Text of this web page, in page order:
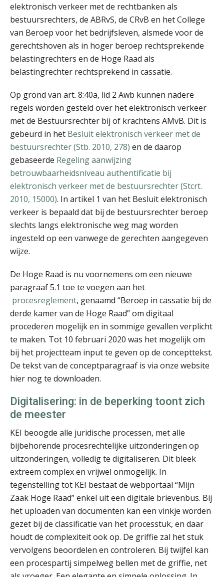
elektronisch verkeer met de rechtbanken als
bestuursrechters, de ABRvS, de CRvB en het College
van Beroep voor het bedrijfsleven, alsmede voor de
gerechtshoven als in hoger beroep rechtsprekende
belastingrechters en de Hoge Raad als
belastingrechter rechtsprekend in cassatie.
Op grond van art. 8:40a, lid 2 Awb kunnen nadere
regels worden gesteld over het elektronisch verkeer
met de Bestuursrechter bij of krachtens AMvB. Dit is
gebeurd in het Besluit elektronisch verkeer met de
bestuursrechter (Stb. 2010, 278) en de daarop
gebaseerde Regeling aanwijzing
betrouwbaarheidsniveau authentificatie bij
elektronisch verkeer met de bestuursrechter (Stcrt.
2010, 15000). In artikel 1 van het Besluit elektronisch
verkeer is bepaald dat bij de bestuursrechter beroep
slechts langs elektronische weg mag worden
ingesteld op een vanwege de gerechten aangegeven
wijze.
De Hoge Raad is nu voornemens om een nieuwe
paragraaf 5.1 toe te voegen aan het
procesreglement, genaamd “Beroep in cassatie bij de
derde kamer van de Hoge Raad” om digitaal
procederen mogelijk en in sommige gevallen verplicht
te maken. Tot 10 februari 2020 was het mogelijk om
bij het projectteam input te geven op de concepttekst.
De tekst van de conceptparagraaf is via onze website
hier nog te downloaden.
Digitalisering: in de beperking toont zich
de meester
KEI beoogde alle juridische processen, met alle
bijbehorende procesrechtelijke uitzonderingen op
uitzonderingen, volledig te digitaliseren. Dit bleek
extreem complex en vrijwel onmogelijk. In
tegenstelling tot KEI bestaat de webportaal “Mijn
Zaak Hoge Raad” enkel uit een digitale brievenbus. Bij
het uploaden van documenten kan een vinkje worden
gezet bij de classificatie van het processtuk, en daar
houdt de complexiteit ook op. De griffie zal het stuk
vervolgens beoordelen en controleren. Bij twijfel kan
een procespartij simpelweg bellen met de griffie, net
Daan Durlacher
drs. Volken Holtrop
drs. Pieter Visser RB
Erik Jansen
mr. Heleen Elbert
Jacques Raaijmakers
mr. Sjoerd Bosma